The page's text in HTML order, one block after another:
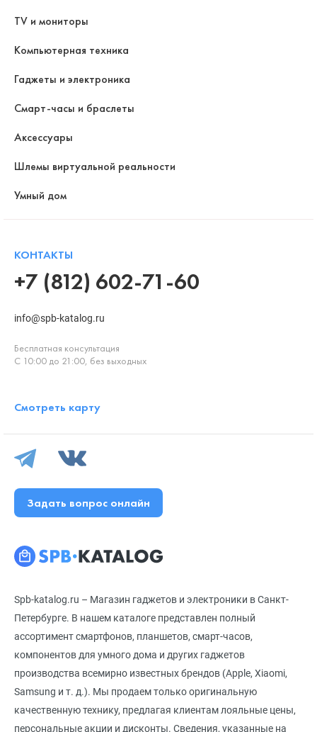
Spb-katalog.ru – Магазин гаджетов и электроники в Санкт-
Петербурге. В нашем каталоге представлен полный
ассортимент смартфонов, планшетов, смарт-часов,
компонентов для умного дома и других гаджетов
производства всемирно известных брендов (Apple, Xiaomi,
Samsung и т. д.). Мы продаем только оригинальную
качественную технику, предлагая клиентам лояльные цены,
персональные акции и дисконты. Сведения, указанные на
TV и мониторы
Компьютерная техника
Гаджеты и электроника
Смарт-часы и браслеты
Аксессуары
Шлемы виртуальной реальности
Умный дом
КОНТАКТЫ
+7 (812) 602-71-60
info@spb-katalog.ru
Бесплатная консультация
С 10:00 до 21:00, без выходных
Смотреть карту
Задать вопрос онлайн